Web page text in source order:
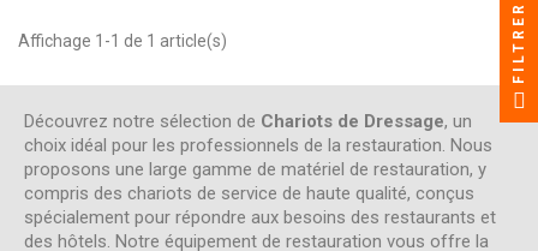
Affichage 1-1 de 1 article(s)
Découvrez notre sélection de Chariots de Dressage, un
choix idéal pour les professionnels de la restauration. Nous
proposons une large gamme de matériel de restauration, y
compris des chariots de service de haute qualité, conçus
spécialement pour répondre aux besoins des restaurants et
des hôtels. Notre équipement de restauration vous offre la
FILTRER